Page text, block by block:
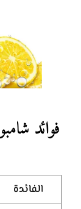
فوائد
الفائدة